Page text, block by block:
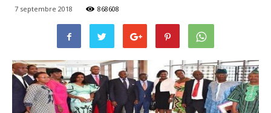
7 septembre 2018 868608